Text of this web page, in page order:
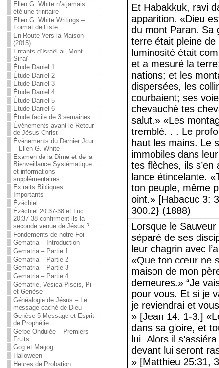
Ellen G. White n’a jamais
été une trinitaire
Ellen G. White Writings –
Format de Liste
En Route Vers la Maison
(2015)
Enfants d’Israël au Mont
Sinaï
Étude Daniel 1
Étude Daniel 2
Étude Daniel 3
Étude Daniel 4
Étude Daniel 5
Étude Daniel 6
Étude facile de 3 semaines
Événements avant le Retour
de Jésus-Christ
Événements du Dernier Jour
– Ellen G. White
Examen de la Dîme et de la
Bienveillance Systématique
et informations
supplémentaires
Extraits Bibliques
Importants
Ézéchiel
Ézéchiel 20:37-38 et Luc
20:37-38 confirment-ils la
seconde venue de Jésus ?
Fondements de notre Foi
Gematria – Introduction
Gematria – Partie 1
Gematria – Partie 2
Gematria – Partie 3
Gematria – Partie 4
Gématrie, Vesica Piscis, Pi
et Genèse
Généalogie de Jésus – Le
message caché de Dieu
Genèse 5 Message et Esprit
de Prophétie
Gerbe Ondulée – Premiers
Fruits
Gog et Magog
Halloween
Heures de Probation
Et Habakkuk, ravi
apparition. «Dieu
du mont Paran. Sa
terre était pleine
luminosité était
et a mesuré la
nations; et les
dispersées, les
courbaient; ses
chevauché tes
salut.» «Les
tremblé. . . Le
haut les mains. Le
immobiles dans
tes flèches, ils s’en
lance étincelante.
ton peuple, même
oint.» [Habacuc 3:
300.2} (1888)
Lorsque le
séparé de ses
leur chagrin avec
«Que ton cœur ne
maison de mon
demeures.» “Je
pour vous. Et si je
je reviendrai et
» [Jean 14: 1-3.]
dans sa gloire, et
lui. Alors il
devant lui seront
» [Matthieu 25:31,